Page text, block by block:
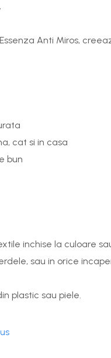
Essenza Anti Miros,
cat si in casa
bun
inchise la culoare
sau in orice
plastic sau piele.